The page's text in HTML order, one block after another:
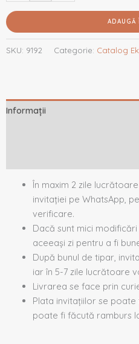
ADAUGĂ
SKU: 9192 Categorie: Catalog
Informații
În maxim 2 zile
invitației pe WhatsApp,
verificare.
Dacă sunt mici
aceeași zi pentru a fi
După bunul de tipar,
iar în 5-7 zile lucrătoare
Livrarea se face prin
Plata invitațiilor se
poate fi făcută ramburs